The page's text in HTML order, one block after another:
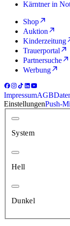
Kärntner in
Shop
Auktion
Kinderzeitung
Trauerportal
Partnersuche
Werbung
ImpressumAGB
EinstellungenPush-
System
Hell
Dunkel